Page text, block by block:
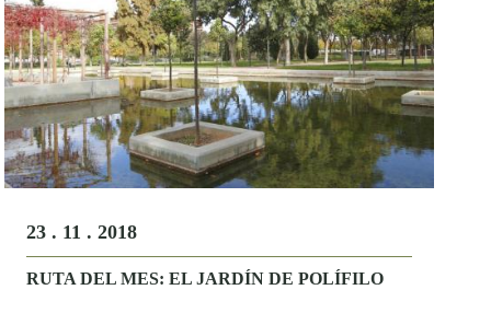
23 . 11 . 2018
RUTA DEL MES: EL JARDÍN DE POLÍFILO